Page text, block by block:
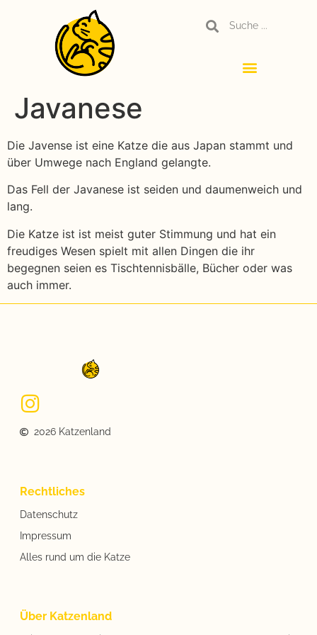
Javanese
Die Javense ist eine Katze die aus Japan stammt und
über Umwege nach England gelangte.
Das Fell der Javanese ist seiden und daumenweich und
lang.
Die Katze ist ist meist guter Stimmung und hat ein
freudiges Wesen spielt mit allen Dingen die ihr
begegnen seien es Tischtennisbälle, Bücher oder was
auch immer.
2026 Katzenland
Rechtliches
Datenschutz
Impressum
Alles rund um die Katze
Über Katzenland